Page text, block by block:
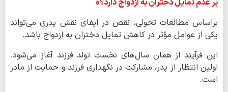
بر عدم تمایل دختران به ازدواج دارد؟»
براساس مطالعات تحولی، نقص در ایفای نقش پدری می‌تواند
یکی از عوامل مؤثر در کاهش تمایل دختران به ازدواج باشد.
این فرآیند از همان سال‌های نخست تولد فرزند آغاز می‌شود.
اولین انتظار از پدر، مشارکت در نگهداری فرزند و حمایت از مادر
است.